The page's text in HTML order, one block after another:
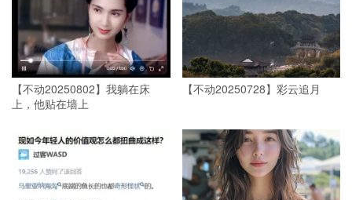
【不动20250802】我躺在床
上，他贴在墙上
【不动20250728】彩云追月